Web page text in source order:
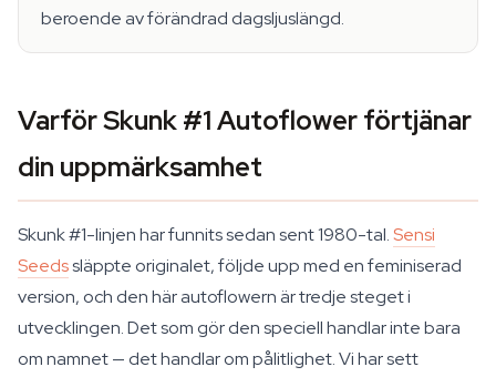
beroende av förändrad dagsljuslängd.
Varför Skunk #1 Autoflower förtjänar
din uppmärksamhet
Skunk #1-linjen har funnits sedan sent 1980-tal.Sensi
Seedssläppte originalet, följde upp med en feminiserad
version, och den här autoflowern är tredje steget i
utvecklingen. Det som gör den speciell handlar inte bara
om namnet — det handlar om pålitlighet. Vi har sett